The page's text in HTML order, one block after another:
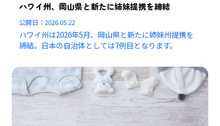
ハワイ州、岡山県と新たに姉妹提携を締結
公開日：2026.05.22
ハワイ州は2026年5月、岡山県と新たに姉妹州提携を
締結。日本の自治体としては7例目となります。